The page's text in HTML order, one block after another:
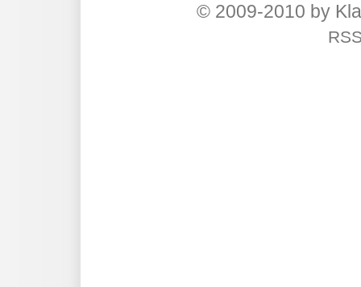
© 2009-2010 by